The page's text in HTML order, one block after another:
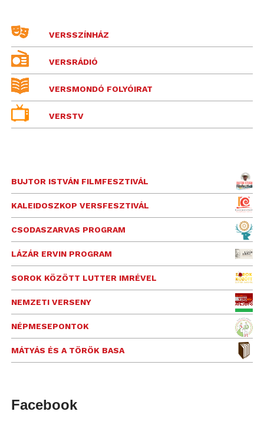
VERSSZÍNHÁZ
VERSRÁDIÓ
VERSMONDÓ FOLYÓIRAT
VERSTV
BUJTOR ISTVÁN FILMFESZTIVÁL
KALEIDOSZKOP VERSFESZTIVÁL
CSODASZARVAS PROGRAM
LÁZÁR ERVIN PROGRAM
SOROK KÖZÖTT LUTTER IMRÉVEL
NEMZETI VERSENY
NÉPMESEPONTOK
MÁTYÁS ÉS A TÖRÖK BASA
Facebook